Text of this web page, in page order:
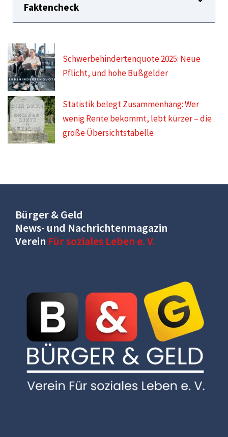
Faktencheck
Schwerbehindertenquote 2025: Neue
Pflicht, und hohe Bußgelder
Statistik belegt Zusammenhang: Wer
wenig Rente bekommt, lebt kürzer – die
große Übersichtstabelle
Bürger & Geld
News- und Nachrichtenmagazin
Verein Für soziales Leben e. V.